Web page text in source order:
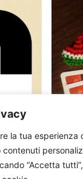
la tua esperienza
“Accetta tutti”,